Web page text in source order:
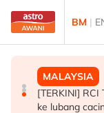
Skip to main content
BM |
MALAYSIA
Puteri Sultan
selamat
DUNIA
Bangunan
pekerja
MALAYSIA
[TERKINI]
ke lubang